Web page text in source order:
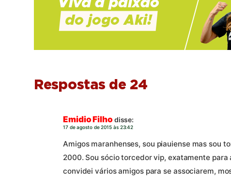
Respostas de 24
Emidio Filho disse:
17 de agosto de 2015 às 23:42
Amigos maranhenses, sou piauiense mas sou
2000. Sou sócio torcedor vip, exatamente
convidei vários amigos para se associarem,